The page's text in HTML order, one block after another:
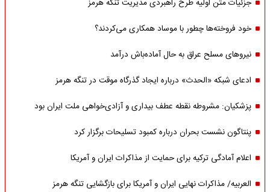
جزئیات متن اولیه طرح راهبردی مدیریت تنگه هرمز
خود فروخته‌ها چطور با موساد همکاری می‌کردند؟
نیروهای مسلح عراق به حال آماده‌باش درآمد
ادعای شبکه «الحدث» درباره ایجاد گذرگاه موقت در تنگه هرمز
پزشکیان: مشروطه نقطه عطف بیداری و آزادی‌خواهی ملت ایران بود
پنتاگون نشست بحران درباره کمبود تسلیحات برگزار کرد
اعلام آمادگی ترکیه برای حمایت از مذاکرات ایران و آمریکا
العربیه/ مذاکرات نهایی ایران و آمریکا برای بازگشایی تنگه هرمز